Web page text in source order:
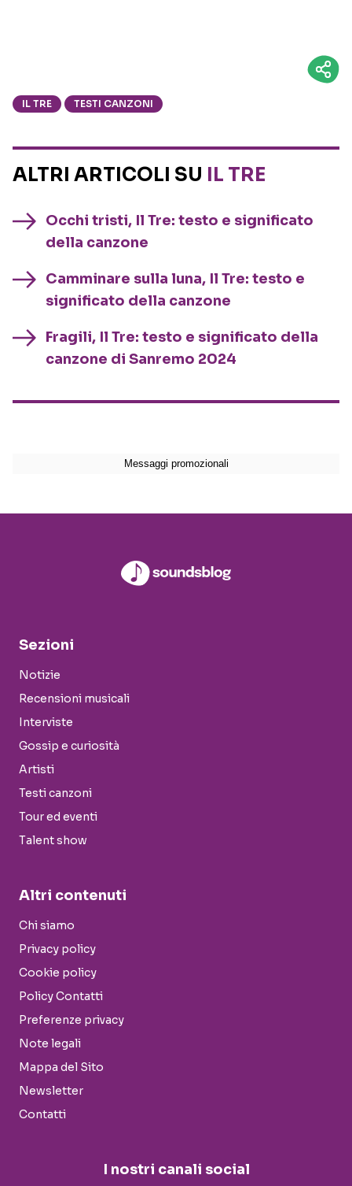
IL TRE TESTI CANZONI
ALTRI ARTICOLI SU IL TRE
Occhi tristi, Il Tre: testo e significato
della canzone
Camminare sulla luna, Il Tre: testo e
significato della canzone
Fragili, Il Tre: testo e significato della
canzone di Sanremo 2024
Sezioni
Notizie
Recensioni musicali
Interviste
Gossip e curiosità
Artisti
Testi canzoni
Tour ed eventi
Talent show
Altri contenuti
Chi siamo
Privacy policy
Cookie policy
Policy Contatti
Preferenze privacy
Note legali
Mappa del Sito
Newsletter
Contatti
I nostri canali social